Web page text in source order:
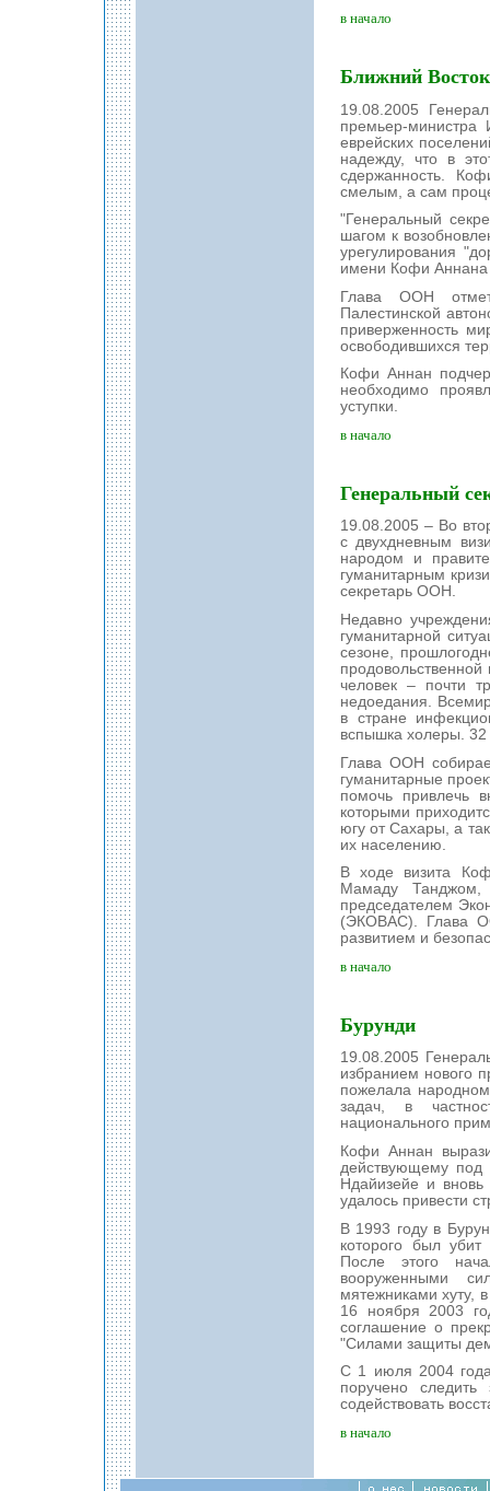
в начало
Ближний Восток
19.08.2005
премьер-
еврейских
надежду, что в
сдержанность.
смелым, а сам
"Генеральный
шагом к
урегулирования
имени Кофи Аннана
Глава ООН
Палестинской
приверженность
освободившихся
Кофи Аннан
необходимо
уступки.
в начало
Генеральный
19.08.2005 – Во
с двухдневным
народом и
гуманитарным
секретарь ООН.
Недавно
гуманитарной
сезоне,
человек – почти
недоедания.
в стране
вспышка холеры.
Глава ООН
гуманитарные
помочь привлечь
которыми
югу от Сахары, а
их населению.
В ходе визита
Мамаду
председателем
(ЭКОВАС). Глава
развитием и
в начало
Бурунди
19.08.2005
избранием нового
пожелала
задач, в
национального
Кофи Аннан
действующему под
Ндайизейе и
удалось привести
В 1993 году в
которого был
После этого
вооруженными
мятежниками хуту,
16 ноября 2003
соглашение о
"Силами защиты
С 1 июля 2004
поручено
содействовать
в начало